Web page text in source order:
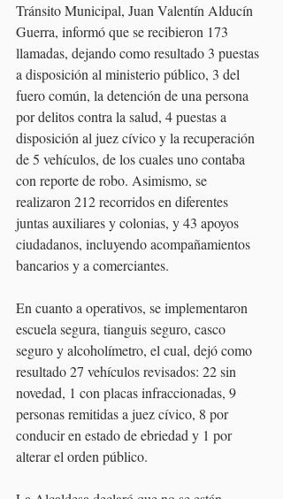
Tránsito Municipal, Juan Valentín Alducín
Guerra, informó que se recibieron 173
llamadas, dejando como resultado 3 puestas
a disposición al ministerio público, 3 del
fuero común, la detención de una persona
por delitos contra la salud, 4 puestas a
disposición al juez cívico y la recuperación
de 5 vehículos, de los cuales uno contaba
con reporte de robo. Asimismo, se
realizaron 212 recorridos en diferentes
juntas auxiliares y colonias, y 43 apoyos
ciudadanos, incluyendo acompañamientos
bancarios y a comerciantes.
En cuanto a operativos, se implementaron
escuela segura, tianguis seguro, casco
seguro y alcoholímetro, el cual, dejó como
resultado 27 vehículos revisados: 22 sin
novedad, 1 con placas infraccionadas, 9
personas remitidas a juez cívico, 8 por
conducir en estado de ebriedad y 1 por
alterar el orden público.